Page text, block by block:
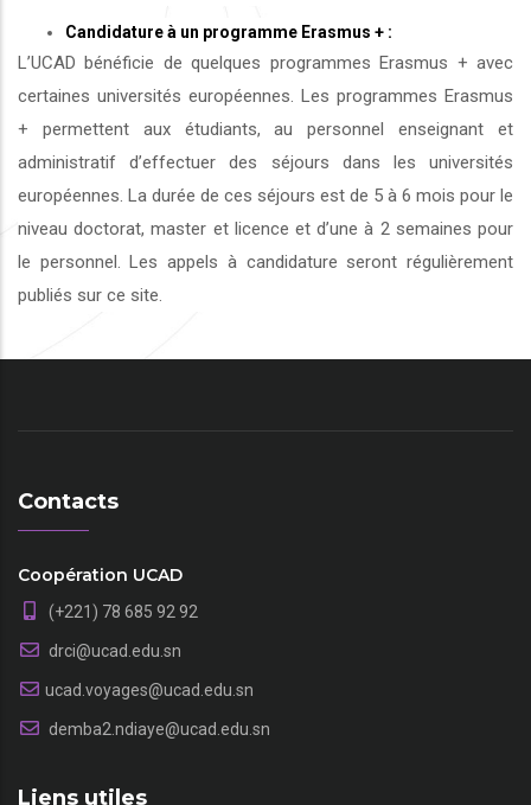
Candidature à un programme Erasmus + :
L’UCAD bénéficie de quelques programmes Erasmus + avec
certaines universités européennes. Les programmes Erasmus
+ permettent aux étudiants, au personnel enseignant et
administratif d’effectuer des séjours dans les universités
européennes. La durée de ces séjours est de 5 à 6 mois pour le
niveau doctorat, master et licence et d’une à 2 semaines pour
le personnel. Les appels à candidature seront régulièrement
publiés sur ce site.
Contacts
Coopération UCAD
(+221) 78 685 92 92
drci@ucad.edu.sn
ucad.voyages@ucad.edu.sn
demba2.ndiaye@ucad.edu.sn
Liens utiles